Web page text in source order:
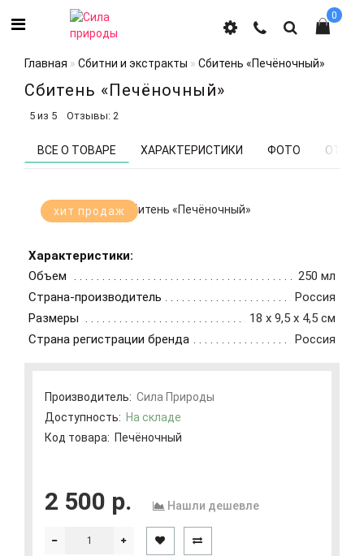
0
Главная Сбитни и экстракты Сбитень «Печёночный»
Сбитень «Печёночный»
5 из 5 Отзывы: 2
ВСЕ О ТОВАРЕ ХАРАКТЕРИСТИКИ ФОТО
хит продаж
Характеристики:
Объем
250 мл
Страна-производитель
Россия
Размеры
18 x 9,5 x 4,5 cм
Страна регистрации бренда
Россия
Производитель: Сила Природы
Доступность: На складе
Код товара: Печёночный
2 500 р. Нашли дешевле